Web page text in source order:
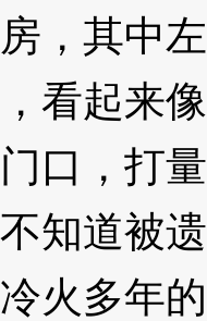
，其中
看起来
口，打
知道被
火多年